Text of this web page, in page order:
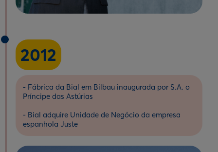
2012
- Fábrica da Bial em Bilbau inaugurada por S.A. o
Príncipe das Astúrias
- Bial adquire Unidade de Negócio da empresa
espanhola Juste